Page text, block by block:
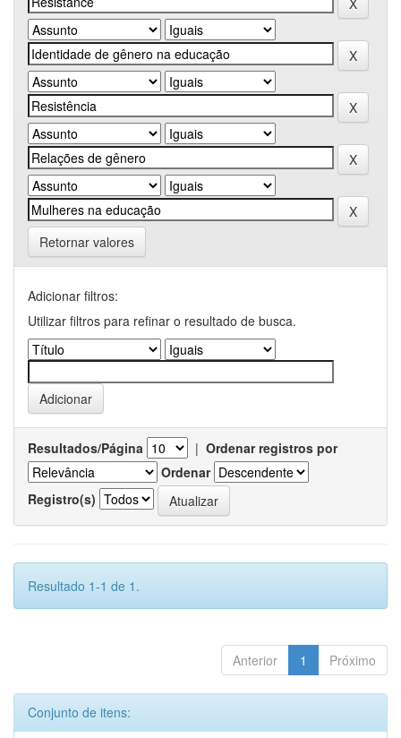
Retornar valores
Adicionar filtros:
Utilizar filtros para refinar o resultado de busca.
Resultados/Página | Ordenar registros por
Ordenar
Registro(s)
Resultado 1-1 de 1.
Anterior 1 Próximo
Conjunto de itens: